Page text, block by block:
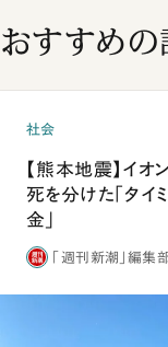
おすすめの
社会
【熊本地震】イ
死を分けた「タイ
金」
「週刊新潮」編集